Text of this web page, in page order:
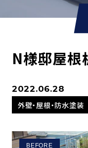
N様邸屋根
2022.06.28
外壁・屋根・防水塗装